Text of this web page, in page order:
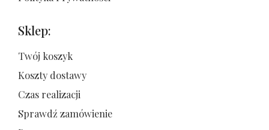
Sklep:
Twój koszyk
Koszty dostawy
Czas realizacji
Sprawdź zamówienie